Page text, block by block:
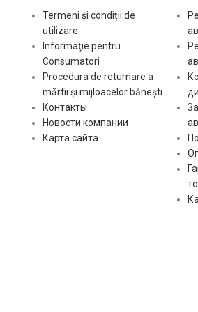
sr:
бендикса
id:
Диаметр
бендикса
Ширина
бендикса
Termeni și condiții de
utilizare
Informaţie pentru
Consumatori
Procedura de returnare a
mărfii și mijloacelor bănești
Контакты
Новости компании
Карта сайта